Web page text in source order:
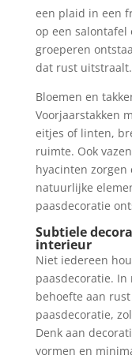
een plaid in een
op een salontafel
groeperen
dat rust uitstraalt.
Bloemen en
Voorjaarstakken
eitjes of linten,
ruimte. Ook
hyacinten zorgen
natuurlijke
paasdecoratie
Subtiele
interieur
Niet iedereen
paasdecoratie.
behoefte aan
paasdecoratie,
Denk aan
vormen en